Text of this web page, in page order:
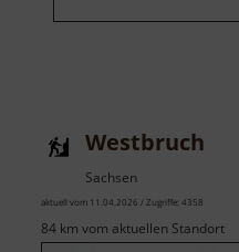
Westbruch
Sachsen
aktuell vom 11.04.2026 / Zugriffe: 4358
84 km vom aktuellen Standort